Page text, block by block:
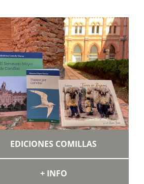
EDICIONES COMILLAS
+ INFO